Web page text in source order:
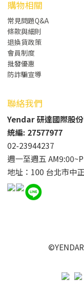
購物相關
常見問題Q&A
條款與細則
退換貨政策
會員制度
批發優惠
防詐騙宣導
聯絡我們
Yendar 研達國際股
統編: 27577977
02-23944237
週一至週五
地址：100 台北市中